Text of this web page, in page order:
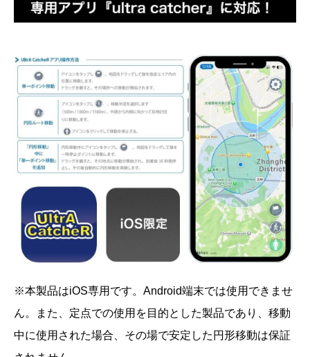
※本製品はiOS専用です。Android端末では使用できませ
ん。また、定点での使用を目的とした製品であり、移動
中に使用された場合、その場で安定した円形移動は保証